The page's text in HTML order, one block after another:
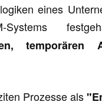
eines
Prozesse als